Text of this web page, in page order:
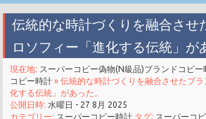
伝統的な時計づくりを融合させ
ロソフィー「進化する伝統」が
現在地: スーパーコピー偽物(N級品)ブランドコピー
コピー時計 » 伝統的な時計づくりを融合させたブ
化する伝統」があった。
公開日時:水曜日 - 27 8月 2025
カテゴリー: スーパーコピー時計 タグ: スーパーコ